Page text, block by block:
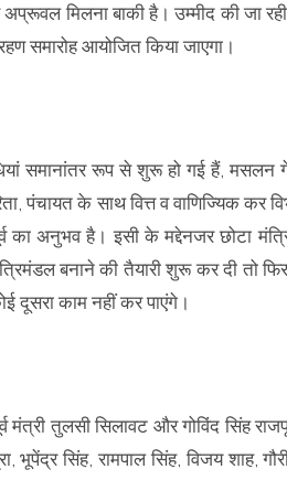
मिलना बाकी है। उम्मीद की जा
समारोह आयोजित किया जाएगा।
समानांतर रूप से शुरू हो गई हैं, मसलन
पंचायत के साथ वित्त व वाणिज्यिक कर
का अनुभव है। इसी के मद्देनजर छोटा
बनाने की तैयारी शुरू कर दी तो
दूसरा काम नहीं कर पाएंगे।
मंत्री तुलसी सिलावट और गोविंद सिंह
भूपेंद्र सिंह, रामपाल सिंह, विजय शाह,